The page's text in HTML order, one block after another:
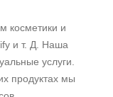
косметики и
и т. Д. Наша
услуги.
продуктах мы